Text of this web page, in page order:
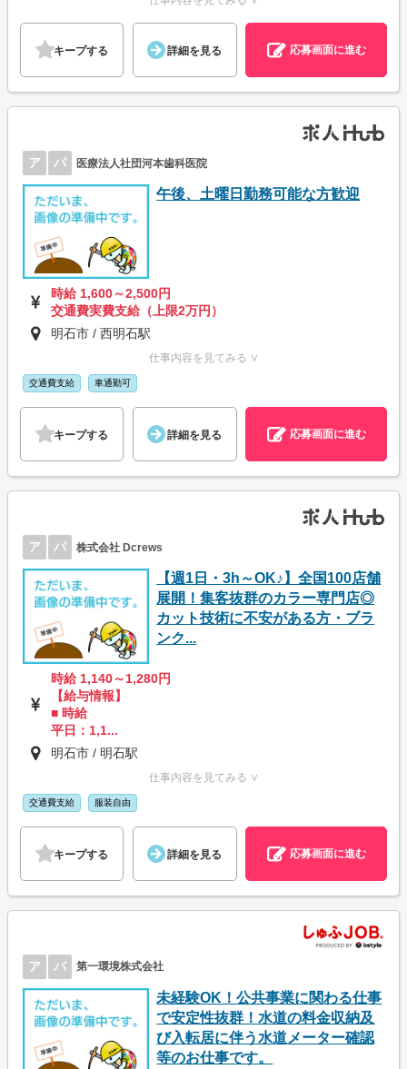
キープする 詳細を見る 応募画面に進む
ア パ 医療法人社団河本歯科医院
午後、土曜日勤務可能な方歓迎
時給 1,600～2,500円
交通費実費支給（上限2万円）
明石市 / 西明石駅
仕事内容を見てみる ∨
交通費支給 車通勤可
キープする 詳細を見る 応募画面に進む
ア パ 株式会社 Dcrews
【週1日・3h～OK♪】全国100店舗
展開！集客抜群のカラー専門店◎
カット技術に不安がある方・ブラ
ンク...
時給 1,140～1,280円
【給与情報】
■ 時給
平日：1,1...
明石市 / 明石駅
仕事内容を見てみる ∨
交通費支給 服装自由
キープする 詳細を見る 応募画面に進む
ア パ 第一環境株式会社
未経験OK！公共事業に関わる仕事
で安定性抜群！水道の料金収納及
び入転居に伴う水道メーター確認
等のお仕事です。